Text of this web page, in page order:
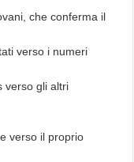
che conferma il
verso i numeri
verso gli altri
verso il proprio